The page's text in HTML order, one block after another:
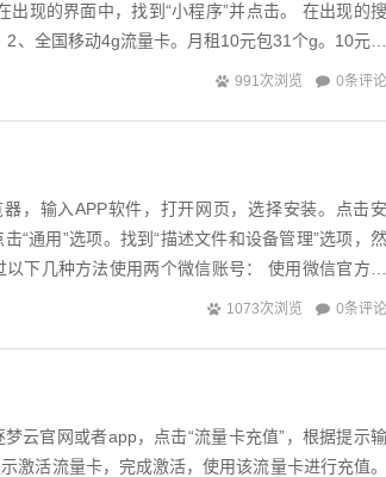
出现的界面中，找到“小程序”并点击。 在出现的搜
2、全国移动4g流量卡。月租10元包31个g。10元月
991次浏览 0条评论
，输入APP软件，打开网页，选择安装。点击安
“通用”选项。找到“描述文件和设备管理”选项，然
下几种方法使用两个微信账号： 使用微信官方支
底...
1073次浏览 0条评论
云官网或者app，点击“流量卡充值”，根据提示输
激活流量卡，完成激活，使用该流量卡进行充值。